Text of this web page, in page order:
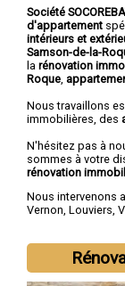
Société
d'appartement
intérieurs et
Samson-de-la-
la rénovation
Roque
Nous travaillons
immobilières, des
N'hésitez pas à
sommes à votre
rénovation
Nous intervenons
Vernon, Louviers,